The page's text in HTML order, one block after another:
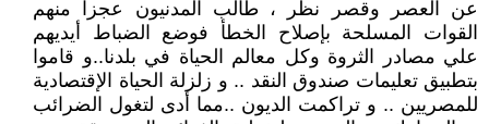
عن العصر وقصر نظر ، طالب المدنيون عجزا منهم
القوات المسلحة بإصلاح الخطأ فوضع الضباط أيديهم
علي مصادر الثروة وكل معالم الحياة في بلدنا..و قاموا
بتطبيق تعليمات صندوق النقد .. و زلزلة الحياة الإقتصادية
للمصريين .. و تراكمت الديون ..مما أدى لتغول الضرائب